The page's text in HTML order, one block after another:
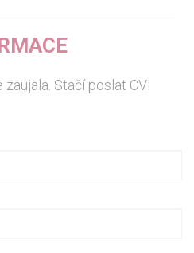
Stačí poslat CV!